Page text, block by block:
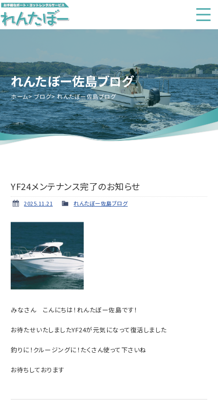
れんたぼー佐島ブログ
ホーム ブログ れんたぼー佐島ブログ
YF24メンテナンス完了のお知らせ
2025.11.21 れんたぼー佐島ブログ
みなさん こんにちは！れんたぼー佐島です！
お待たせいたしましたYF24が元気になって復活しました
釣りに！クルージングに！たくさん使って下さいね
お待ちしております